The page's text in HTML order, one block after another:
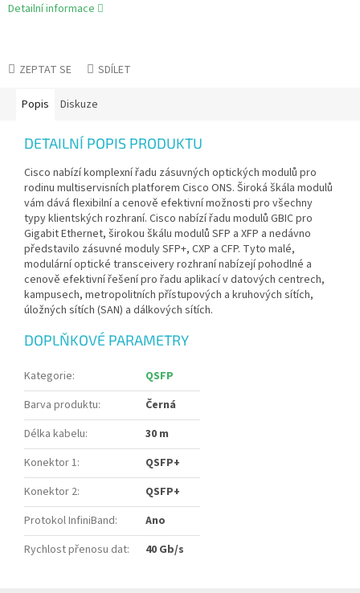
Detailní informace
ZEPTAT SE SDÍLET
Popis Diskuze
DETAILNÍ POPIS PRODUKTU
Cisco nabízí komplexní řadu zásuvných optických modulů pro
rodinu multiservisních platforem Cisco ONS. Široká škála modulů
vám dává flexibilní a cenově efektivní možnosti pro všechny
typy klientských rozhraní. Cisco nabízí řadu modulů GBIC pro
Gigabit Ethernet, širokou škálu modulů SFP a XFP a nedávno
představilo zásuvné moduly SFP+, CXP a CFP. Tyto malé,
modulární optické transceivery rozhraní nabízejí pohodlné a
cenově efektivní řešení pro řadu aplikací v datových centrech,
kampusech, metropolitních přístupových a kruhových sítích,
úložných sítích (SAN) a dálkových sítích.
DOPLŇKOVÉ PARAMETRY
Kategorie:
QSFP
Barva produktu:
Černá
Délka kabelu:
30 m
Konektor 1:
QSFP+
Konektor 2:
QSFP+
Protokol InfiniBand:
Ano
Rychlost přenosu dat: 40 Gb/s